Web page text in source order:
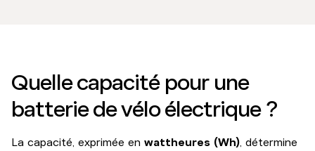
Quelle capacité pour une
batterie de vélo électrique ?
La capacité, exprimée en wattheures (Wh), détermine